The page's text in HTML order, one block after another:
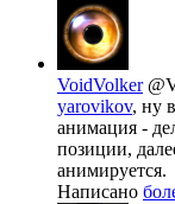
VoidVolker
yarovikov, ну
анимация -
позиции,
анимируется.
Написано